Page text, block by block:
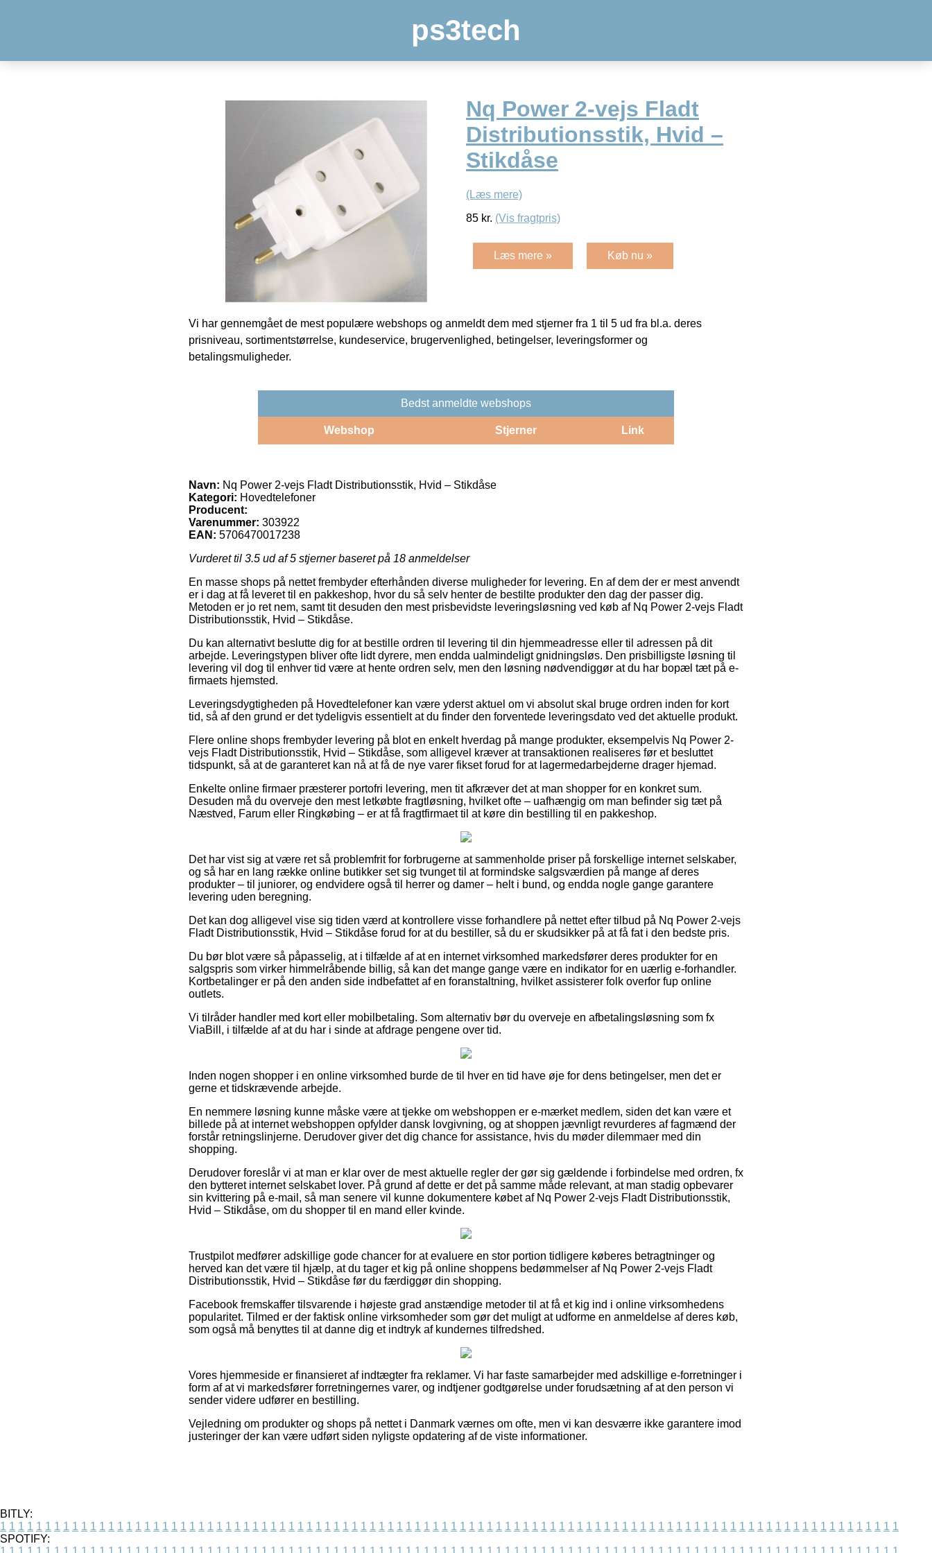
ps3tech
Nq Power 2-vejs Fladt
Distributionsstik, Hvid –
Stikdåse
(Læs mere)
85 kr. (Vis fragtpris)
Læs mere » Køb nu »
Vi har gennemgået de mest populære webshops og anmeldt dem med stjerner fra 1 til 5 ud fra bl.a. deres
prisniveau, sortimentstørrelse, kundeservice, brugervenlighed, betingelser, leveringsformer og
betalingsmuligheder.
Bedst anmeldte webshops
Webshop Stjerner Link
Navn: Nq Power 2-vejs Fladt Distributionsstik, Hvid – Stikdåse
Kategori: Hovedtelefoner
Producent:
Varenummer: 303922
EAN: 5706470017238
Vurderet til 3.5 ud af 5 stjerner baseret på 18 anmeldelser
En masse shops på nettet frembyder efterhånden diverse muligheder for levering. En af dem der er mest anvendt
er i dag at få leveret til en pakkeshop, hvor du så selv henter de bestilte produkter den dag der passer dig.
Metoden er jo ret nem, samt tit desuden den mest prisbevidste leveringsløsning ved køb af Nq Power 2-vejs Fladt
Distributionsstik, Hvid – Stikdåse.
Du kan alternativt beslutte dig for at bestille ordren til levering til din hjemmeadresse eller til adressen på dit
arbejde. Leveringstypen bliver ofte lidt dyrere, men endda ualmindeligt gnidningsløs. Den prisbilligste løsning til
levering vil dog til enhver tid være at hente ordren selv, men den løsning nødvendiggør at du har bopæl tæt på e-
firmaets hjemsted.
Leveringsdygtigheden på Hovedtelefoner kan være yderst aktuel om vi absolut skal bruge ordren inden for kort
tid, så af den grund er det tydeligvis essentielt at du finder den forventede leveringsdato ved det aktuelle produkt.
Flere online shops frembyder levering på blot en enkelt hverdag på mange produkter, eksempelvis Nq Power 2-
vejs Fladt Distributionsstik, Hvid – Stikdåse, som alligevel kræver at transaktionen realiseres før et besluttet
tidspunkt, så at de garanteret kan nå at få de nye varer fikset forud for at lagermedarbejderne drager hjemad.
Enkelte online firmaer præsterer portofri levering, men tit afkræver det at man shopper for en konkret sum.
Desuden må du overveje den mest letkøbte fragtløsning, hvilket ofte – uafhængig om man befinder sig tæt på
Næstved, Farum eller Ringkøbing – er at få fragtfirmaet til at køre din bestilling til en pakkeshop.
Det har vist sig at være ret så problemfrit for forbrugerne at sammenholde priser på forskellige internet selskaber,
og så har en lang række online butikker set sig tvunget til at formindske salgsværdien på mange af deres
produkter – til juniorer, og endvidere også til herrer og damer – helt i bund, og endda nogle gange garantere
levering uden beregning.
Det kan dog alligevel vise sig tiden værd at kontrollere visse forhandlere på nettet efter tilbud på Nq Power 2-vejs
Fladt Distributionsstik, Hvid – Stikdåse forud for at du bestiller, så du er skudsikker på at få fat i den bedste pris.
Du bør blot være så påpasselig, at i tilfælde af at en internet virksomhed markedsfører deres produkter for en
salgspris som virker himmelråbende billig, så kan det mange gange være en indikator for en uærlig e-forhandler.
Kortbetalinger er på den anden side indbefattet af en foranstaltning, hvilket assisterer folk overfor fup online
outlets.
Vi tilråder handler med kort eller mobilbetaling. Som alternativ bør du overveje en afbetalingsløsning som fx
ViaBill, i tilfælde af at du har i sinde at afdrage pengene over tid.
Inden nogen shopper i en online virksomhed burde de til hver en tid have øje for dens betingelser, men det er
gerne et tidskrævende arbejde.
En nemmere løsning kunne måske være at tjekke om webshoppen er e-mærket medlem, siden det kan være et
billede på at internet webshoppen opfylder dansk lovgivning, og at shoppen jævnligt revurderes af fagmænd der
forstår retningslinjerne. Derudover giver det dig chance for assistance, hvis du møder dilemmaer med din
shopping.
Derudover foreslår vi at man er klar over de mest aktuelle regler der gør sig gældende i forbindelse med ordren, fx
den bytteret internet selskabet lover. På grund af dette er det på samme måde relevant, at man stadig opbevarer
sin kvittering på e-mail, så man senere vil kunne dokumentere købet af Nq Power 2-vejs Fladt Distributionsstik,
Hvid – Stikdåse, om du shopper til en mand eller kvinde.
Trustpilot medfører adskillige gode chancer for at evaluere en stor portion tidligere køberes betragtninger og
herved kan det være til hjælp, at du tager et kig på online shoppens bedømmelser af Nq Power 2-vejs Fladt
Distributionsstik, Hvid – Stikdåse før du færdiggør din shopping.
Facebook fremskaffer tilsvarende i højeste grad anstændige metoder til at få et kig ind i online virksomhedens
popularitet. Tilmed er der faktisk online virksomheder som gør det muligt at udforme en anmeldelse af deres køb,
som også må benyttes til at danne dig et indtryk af kundernes tilfredshed.
Vores hjemmeside er finansieret af indtægter fra reklamer. Vi har faste samarbejder med adskillige e-forretninger i
form af at vi markedsfører forretningernes varer, og indtjener godtgørelse under forudsætning af at den person vi
sender videre udfører en bestilling.
Vejledning om produkter og shops på nettet i Danmark værnes om ofte, men vi kan desværre ikke garantere imod
justeringer der kan være udført siden nyligste opdatering af de viste informationer.
BITLY:
1 1 1 1 1 1 1 1 1 1 1 1 1 1 1 1 1 1 1 1 1 1 1 1 1 1 1 1 1 1 1 1 1 1 1 1 1 1 1 1 1 1 1 1 1 1 1 1 1 1 1 1 1 1 1 1 1 1 1 1 1 1 1 1 1 1 1 1 1 1 1 1 1 1 1 1 1 1 1 1 1 1 1 1 1 1 1 1 1 1 1 1 1 1 1 1 1 1 1 1
SPOTIFY: